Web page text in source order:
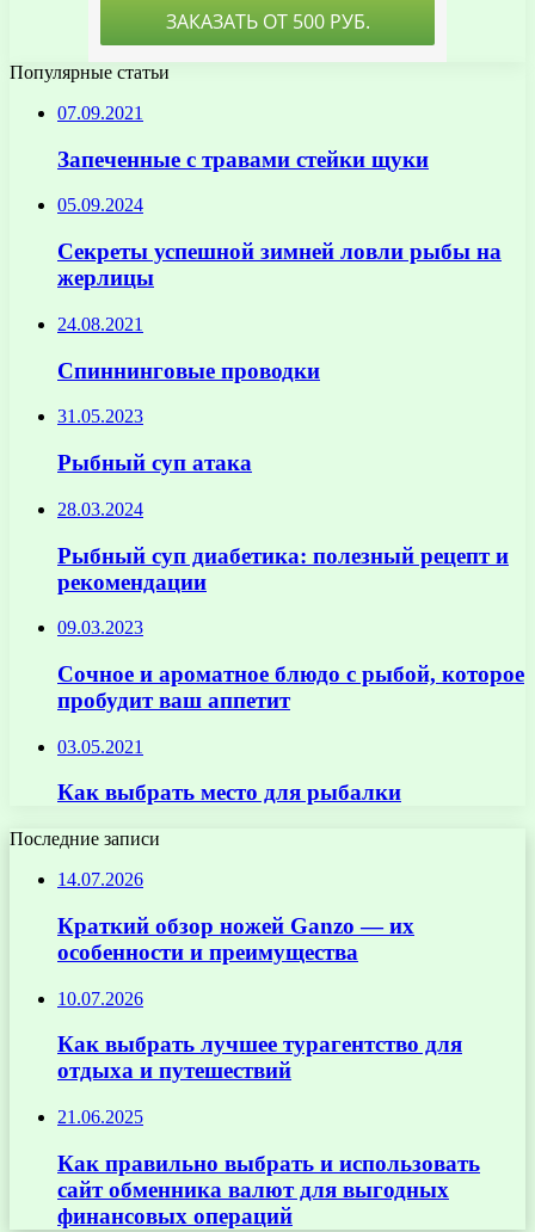
Популярные статьи
07.09.2021
Запеченные с травами стейки щуки
05.09.2024
Секреты успешной зимней ловли рыбы на
жерлицы
24.08.2021
Спиннинговые проводки
31.05.2023
Рыбный суп атака
28.03.2024
Рыбный суп диабетика: полезный рецепт и
рекомендации
09.03.2023
Сочное и ароматное блюдо с рыбой, которое
пробудит ваш аппетит
03.05.2021
Как выбрать место для рыбалки
Последние записи
14.07.2026
Краткий обзор ножей Ganzo — их
особенности и преимущества
10.07.2026
Как выбрать лучшее турагентство для
отдыха и путешествий
21.06.2025
Как правильно выбрать и использовать
сайт обменника валют для выгодных
финансовых операций